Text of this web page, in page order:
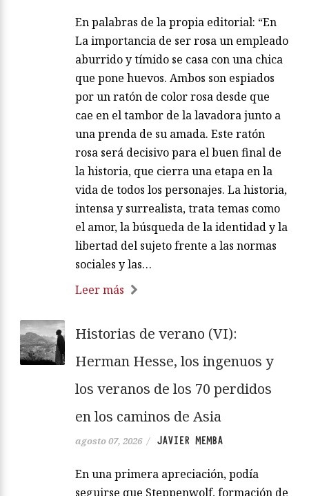
En palabras de la propia editorial: “En
La importancia de ser rosa un empleado
aburrido y tímido se casa con una chica
que pone huevos. Ambos son espiados
por un ratón de color rosa desde que
cae en el tambor de la lavadora junto a
una prenda de su amada. Este ratón
rosa será decisivo para el buen final de
la historia, que cierra una etapa en la
vida de todos los personajes. La historia,
intensa y surrealista, trata temas como
el amor, la búsqueda de la identidad y la
libertad del sujeto frente a las normas
sociales y las…
Leer más
Historias de verano (VI):
Herman Hesse, los ingenuos y
los veranos de los 70 perdidos
en los caminos de Asia
agosto 07, 2026 / JAVIER MEMBA
En una primera apreciación, podía
seguirse que Steppenwolf, formación de